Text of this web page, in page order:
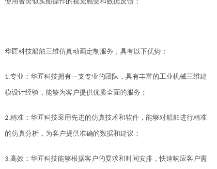
华匠科技船舶三维仿真动画定制服务，具有以下优势：
1.专业： 华匠科技拥有一支专业的团队，具有丰富的工业机械三维建
模设计经验，能够为客户提供优质全面的服务 ；
2.精准： 华匠科技采用先进的仿真技术和软件，能够对船舶进行精准
的仿真分析，为客户提供准确的数据和建议 ；
3.高效： 华匠科技能够根据客户的要求和时间安排，快速响应客户需